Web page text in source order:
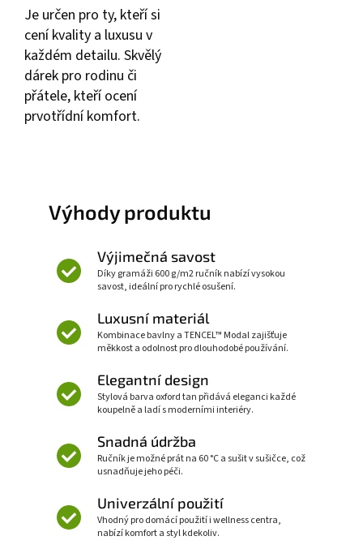
Je určen pro ty, kteří si
cení kvality a luxusu v
každém detailu. Skvělý
dárek pro rodinu či
přátele, kteří ocení
prvotřídní komfort.
Výhody produktu
Výjimečná savost
Díky gramáži 600 g/m2 ručník nabízí vysokou
savost, ideální pro rychlé osušení.
Luxusní materiál
Kombinace bavlny a TENCEL™ Modal zajišťuje
měkkost a odolnost pro dlouhodobé používání.
Elegantní design
Stylová barva oxford tan přidává eleganci každé
koupelně a ladí s moderními interiéry.
Snadná údržba
Ručník je možné prát na 60 °C a sušit v sušičce, což
usnadňuje jeho péči.
Univerzální použití
Vhodný pro domácí použití i wellness centra,
nabízí komfort a styl kdekoliv.